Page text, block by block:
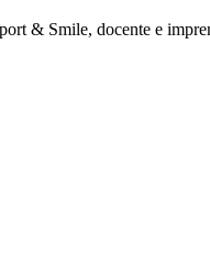
& Smile, docente e